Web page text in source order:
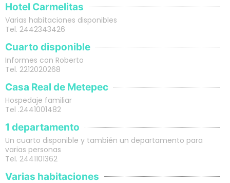
Hotel Carmelitas
Varias habitaciones disponibles
Tel. 2442343426
Cuarto disponible
Informes con Roberto
Tel. 2212020268
Casa Real de Metepec
Hospedaje familiar
Tel .2441001482
1 departamento
Un cuarto disponible y también un departamento para
varias personas
Tel. 2441101362
Varias habitaciones